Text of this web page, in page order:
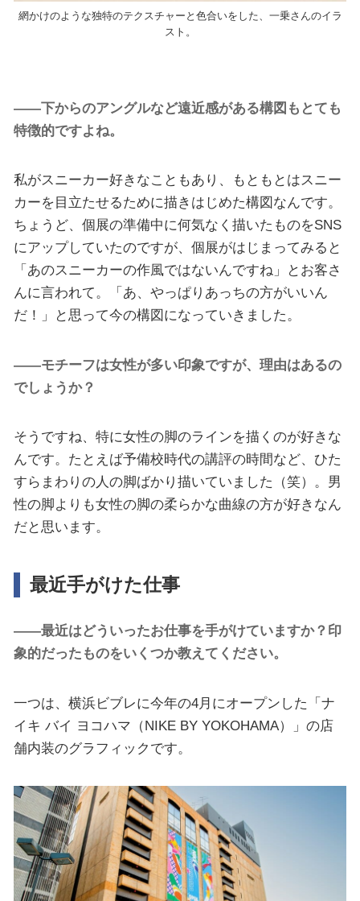
網かけのような独特のテクスチャーと色合いをした、一乗さんのイラ
スト。
――下からのアングルなど遠近感がある構図もとても
特徴的ですよね。
私がスニーカー好きなこともあり、もともとはスニー
カーを目立たせるために描きはじめた構図なんです。
ちょうど、個展の準備中に何気なく描いたものをSNS
にアップしていたのですが、個展がはじまってみると
「あのスニーカーの作風ではないんですね」とお客さ
んに言われて。「あ、やっぱりあっちの方がいいん
だ！」と思って今の構図になっていきました。
――モチーフは女性が多い印象ですが、理由はあるの
でしょうか？
そうですね、特に女性の脚のラインを描くのが好きな
んです。たとえば予備校時代の講評の時間など、ひた
すらまわりの人の脚ばかり描いていました（笑）。男
性の脚よりも女性の脚の柔らかな曲線の方が好きなん
だと思います。
最近手がけた仕事
――最近はどういったお仕事を手がけていますか？印
象的だったものをいくつか教えてください。
一つは、横浜ビブレに今年の4月にオープンした「ナ
イキ バイ ヨコハマ（NIKE BY YOKOHAMA）」の店
舗内装のグラフィックです。